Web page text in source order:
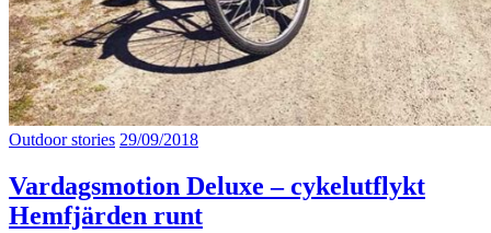
Outdoor stories 29/09/2018
Vardagsmotion Deluxe – cykelutflykt
Hemfjärden runt